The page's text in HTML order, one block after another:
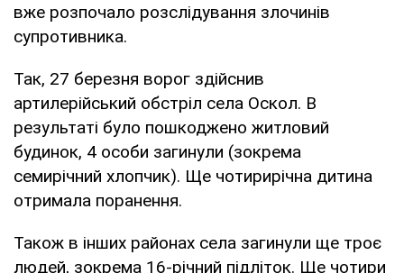
вже розпочало розслідування злочинів
супротивника.
Так, 27 березня ворог здійснив
артилерійський обстріл села Оскол. В
результаті було пошкоджено житловий
будинок, 4 особи загинули (зокрема
семирічний хлопчик). Ще чотирирічна дитина
отримала поранення.
Також в інших районах села загинули ще троє
людей, зокрема 16-річний підліток. Ще чотири